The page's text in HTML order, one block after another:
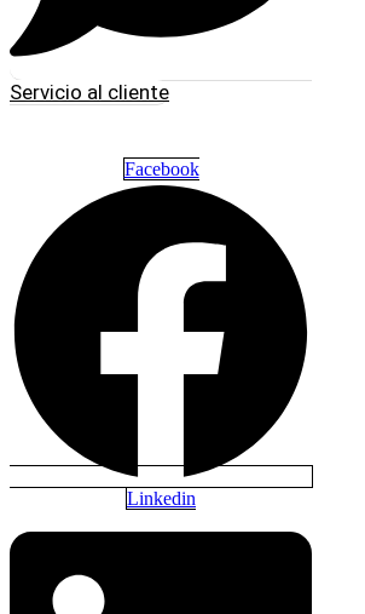
Servicio al cliente
Facebook
Linkedin